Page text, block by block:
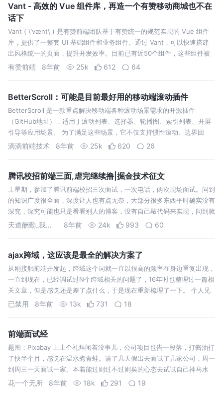
Vant - 高效的 Vue 组件库，再造一个有赞移动商城也不在
话下
Vant ( \ˈvænt\ ) 是有赞前端团队基于有赞统一的规范实现的 Vue 组件
库，提供了一整套 UI 基础组件和业务组件。通过 Vant，可以快速搭建
出风格统一的页面，提升开发效率。目前已有近50个组件，这些组件被
广泛使用于有赞的各个移动端业务中。我们会在此基础上不断完…
有赞前端 8年前 25k 612 64
BetterScroll：可能是目前最好用的移动端滚动插件
BetterScroll 是一款重点解决移动端各种滚动场景需求的开源插件
（GitHub地址），适用于滚动列表、选择器、轮播图、索引列表、开屏
引导等应用场景。 为了满足这些场景，它不仅支持惯性滚动、边界回
弹、滚动条淡入淡出等效果的灵活配置，让滚动更加流畅，同时还提供了
滴滴前端技术 8年前 25k 620 26
腾讯校招前端三面,虐完继续撸|掘金技术征文
上星期，参加了腾讯前端校招三次面试，一次电话，两次现场面试。问到
的知识广度很全面，深度让人也有点无奈，大部分很多东西平时确实没有
深究，深究可能也只是看看别人的博客，没有自己敲代码来实现，问到就
会有些模糊，答得不是很好。特别是第三面，让腾讯大佬问得哑口无言，
天道酬勤_我萌我赢 8年前 24k 993 60
ajax跨域，这应该是最全的解决方案了
从刚接触前端开发起，跨域这个词就一直以很高的频率在身边重复出现，
一直到现在，已经调试过N个跨域相关的问题了，16年时也整理过一篇相
关文章，但是感觉还是差了点什么，于是现在重新梳理了一下。 个人见
识有限，如有差错，请多多见谅，欢迎提出issue，另外看到这个标题，
已禁用 8年前 13k 731 18
前端面试经
题图：Pixabay 上上个礼拜闲着没事儿，公司项目也告一段落，打酱油打
了快半个月，感觉在温水煮青蛙。请了几天假出去面试了几家公司，周一
到周三一天面试一家。本着能过则过不过则矣的心态去试试自己神马水
平。美团、滴滴、蚂蜂窝，美团跟滴滴是找朋友内推的；蚂蜂窝是在脉脉
花一个无所 8年前 18k 291 19